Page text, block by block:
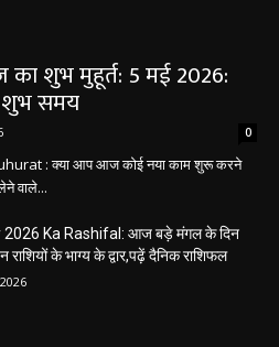
शुभ मुहूर्त: 5 मई 2026:
शुभ समय
0
: क्या आप आज कोई नया काम शुरू करने
वाले...
2026 Ka Rashifal: आज बड़े मंगल के दिन
के भाग्य के द्वार,पढ़ें दैनिक राशिफल